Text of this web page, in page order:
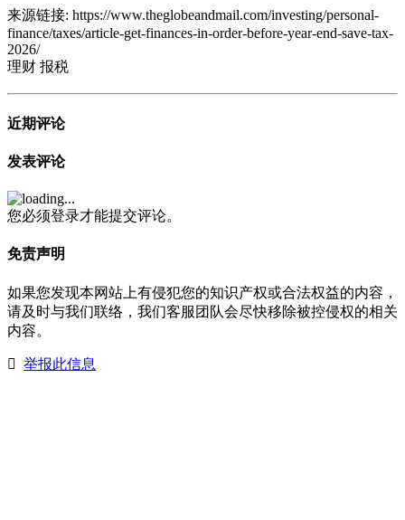
来源链接: https://www.theglobeandmail.com/investing/personal-
finance/taxes/article-get-finances-in-order-before-year-end-save-tax-
2026/
理财 报税
近期评论
发表评论
您必须登录才能提交评论。
免责声明
如果您发现本网站上有侵犯您的知识产权或合法权益的内容，
请及时与我们联络，我们客服团队会尽快移除被控侵权的相关
内容。
举报此信息